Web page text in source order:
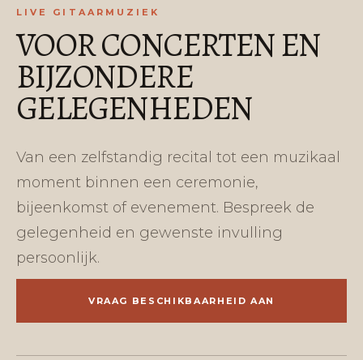
LIVE GITAARMUZIEK
VOOR CONCERTEN EN
BIJZONDERE
GELEGENHEDEN
Van een zelfstandig recital tot een muzikaal
moment binnen een ceremonie,
bijeenkomst of evenement. Bespreek de
gelegenheid en gewenste invulling
persoonlijk.
VRAAG BESCHIKBAARHEID AAN